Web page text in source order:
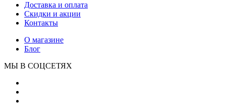
Доставка и оплата
Скидки и акции
Контакты
О магазине
Блог
МЫ В СОЦСЕТЯХ